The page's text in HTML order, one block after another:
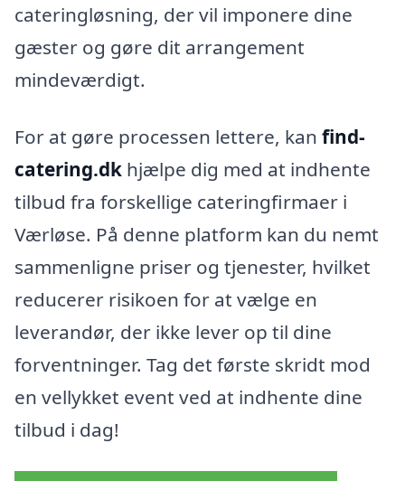
cateringløsning, der vil imponere dine
gæster og gøre dit arrangement
mindeværdigt.
For at gøre processen lettere, kan find-
catering.dk hjælpe dig med at indhente
tilbud fra forskellige cateringfirmaer i
Værløse. På denne platform kan du nemt
sammenligne priser og tjenester, hvilket
reducerer risikoen for at vælge en
leverandør, der ikke lever op til dine
forventninger. Tag det første skridt mod
en vellykket event ved at indhente dine
tilbud i dag!